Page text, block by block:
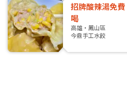
招牌酸辣湯免費
喝
高雄・鳳山區
今鼎手工水餃